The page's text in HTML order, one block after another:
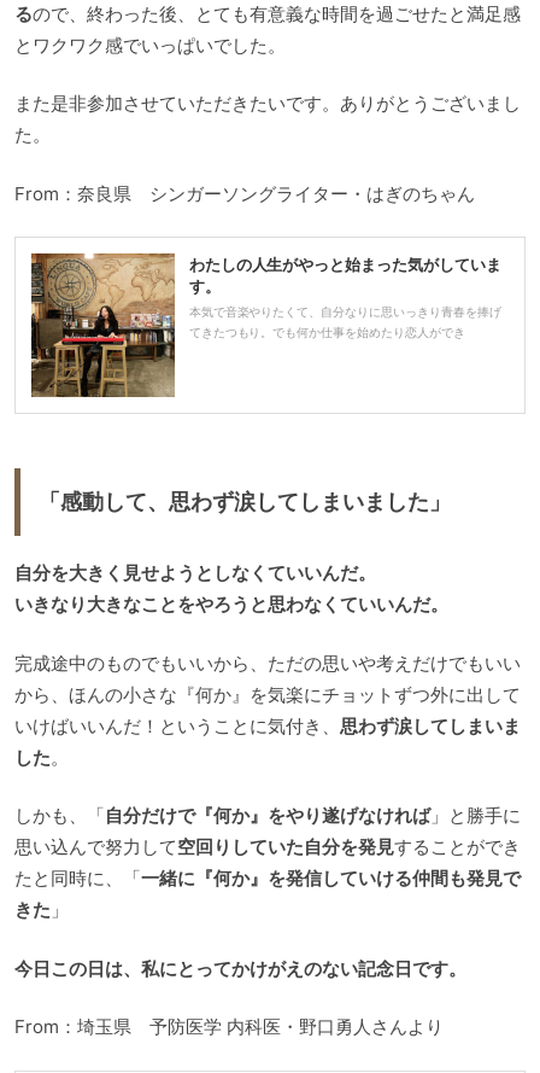
るので、終わった後、とても有意義な時間を過ごせたと満足感
とワクワク感でいっぱいでした。
また是非参加させていただきたいです。ありがとうございまし
た。
From：奈良県 シンガーソングライター・はぎのちゃん
わたしの人生がやっと始まった気がしていま
す。
本気で音楽やりたくて、自分なりに思いっきり青春を捧げ
てきたつもり。でも何か仕事を始めたり恋人ができ
「 感動して、思わず涙してしまいました 」
自分を大きく見せようとしなくていいんだ。
いきなり大きなことをやろうと思わなくていいんだ。
完成途中のものでもいいから、ただの思いや考えだけでもいい
から、ほんの小さな『何か』を気楽にチョットずつ外に出して
いけばいいんだ！ということに気付き、 思わず涙してしまいま
した。
しかも、「自分だけで『何か』をやり遂げなければ」と勝手に
思い込んで努力して空回りしていた自分を発見することができ
たと同時に、「一緒に『何か』を発信していける仲間も発見で
きた 」
今日この日は、私にとってかけがえのない記念日です。
From：埼玉県 予防医学 内科医・野口勇人さんより